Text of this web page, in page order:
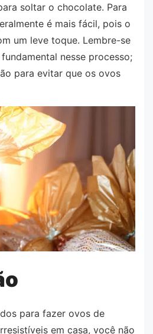
soltar o chocolate. Para
é mais fácil, pois o
um leve toque. Lembre-se
nesse processo;
para evitar que os ovos
para fazer ovos de
em casa, você não